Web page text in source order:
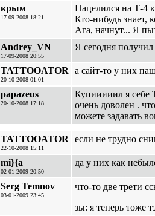
крым
17-09-2008 18:21
Нацелился на Т-4
Кто-нибудь знает,
Ага, начнут... Я
Andrey_VN
17-09-2008 20:55
Я сегодня получил
TATTOOATOR
20-10-2008 01:01
а сайт-то у них
papazeus
20-10-2008 17:18
Купииииил я себе
очень доволен .
можете задавать
TATTOOATOR
22-10-2008 15:11
если не трудно
mi}{a
02-01-2009 20:50
да у них как
Serg Temnov
03-01-2009 23:45
что-то две трети
зы: я теперь тоже